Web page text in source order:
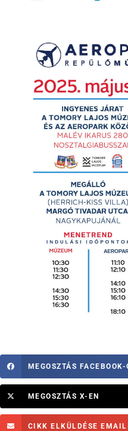
MEGOSZTÁS FACEBOOK-
MEGOSZTÁS X-EN
CIKK ELKÜLDÉSE